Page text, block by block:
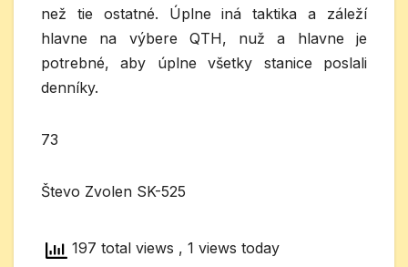
než tie ostatné. Úplne iná taktika a záleží
hlavne na výbere QTH, nuž a hlavne je
potrebné, aby úplne všetky stanice poslali
denníky.
73
Števo Zvolen SK-525
197 total views , 1 views today